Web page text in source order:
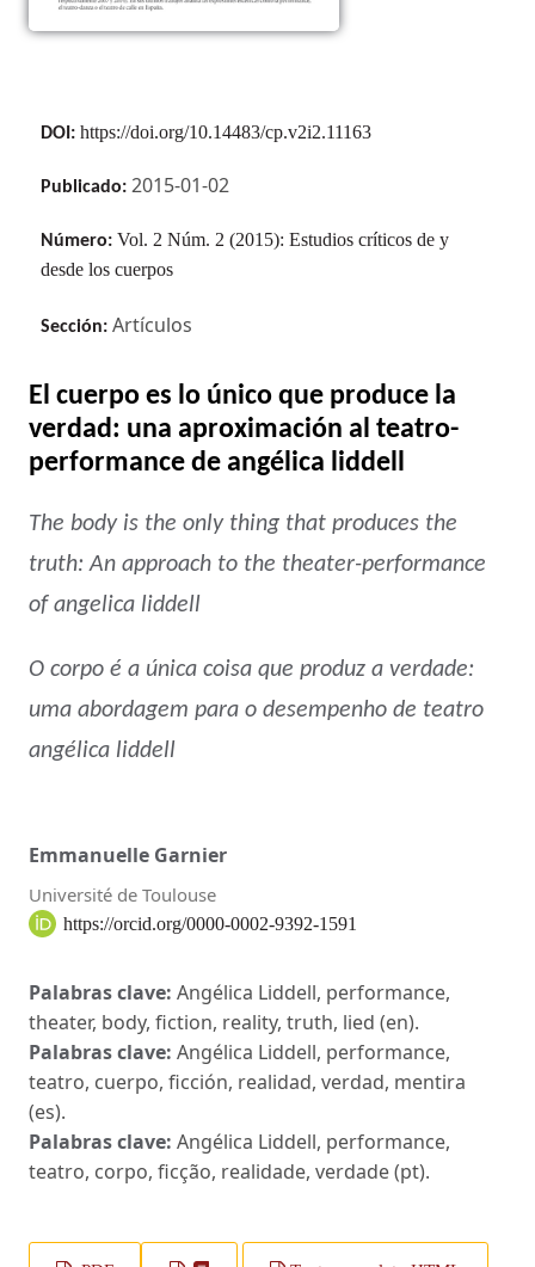
DOI: https://doi.org/10.14483/cp.v2i2.11163
Publicado: 2015-01-02
Número: Vol. 2 Núm. 2 (2015): Estudios críticos de y
desde los cuerpos
Sección: Artículos
El cuerpo es lo único que produce la
verdad: una aproximación al teatro-
performance de angélica liddell
The body is the only thing that produces the
truth: An approach to the theater-performance
of angelica liddell
O corpo é a única coisa que produz a verdade:
uma abordagem para o desempenho de teatro
angélica liddell
Emmanuelle Garnier
Université de Toulouse
https://orcid.org/0000-0002-9392-1591
Palabras clave: Angélica Liddell, performance,
theater, body, fiction, reality, truth, lied (en).
Palabras clave: Angélica Liddell, performance,
teatro, cuerpo, ficción, realidad, verdad, mentira
(es).
Palabras clave: Angélica Liddell, performance,
teatro, corpo, ficção, realidade, verdade (pt).